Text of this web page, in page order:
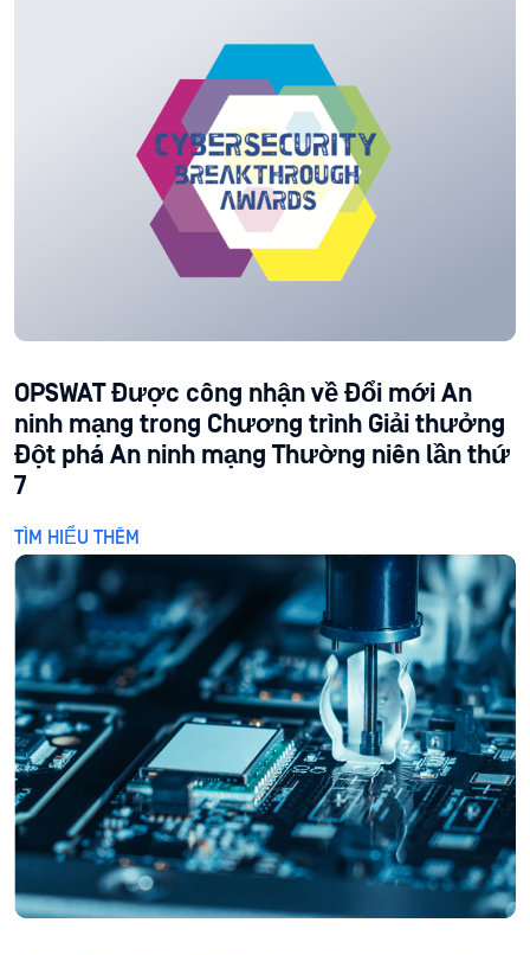
OPSWAT Được công nhận về Đổi mới An
ninh mạng trong Chương trình Giải thưởng
Đột phá An ninh mạng Thường niên lần thứ
7
TÌM HIỂU THÊM